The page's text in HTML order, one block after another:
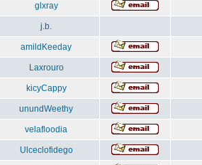
glxray
j.b.
amildKeeday
Laxrouro
kicyCappy
unundWeethy
velafloodia
Ulceclofidego